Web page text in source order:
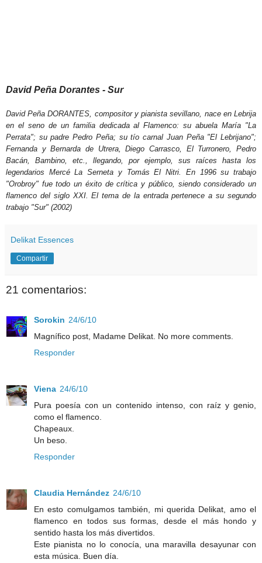
David Peña Dorantes - Sur
David Peña DORANTES, compositor y pianista sevillano, nace en Lebrija
en el seno de un familia dedicada al Flamenco: su abuela María "La
Perrata"; su padre Pedro Peña; su tío carnal Juan Peña "El Lebrijano";
Fernanda y Bernarda de Utrera, Diego Carrasco, El Turronero, Pedro
Bacán, Bambino, etc., llegando, por ejemplo, sus raíces hasta los
legendarios Mercé La Serneta y Tomás El Nitri. En 1996 su trabajo
"Orobroy" fue todo un éxito de crítica y público, siendo considerado un
flamenco del siglo XXI. El tema de la entrada pertenece a su segundo
trabajo "Sur" (2002)
Delikat Essences
Compartir
21 comentarios:
Sorokin 24/6/10
Magnífico post, Madame Delikat. No more comments.
Responder
Viena 24/6/10
Pura poesía con un contenido intenso, con raíz y genio,
como el flamenco.
Chapeaux.
Un beso.
Responder
Claudia Hernández 24/6/10
En esto comulgamos también, mi querida Delikat, amo el
flamenco en todos sus formas, desde el más hondo y
sentido hasta los más divertidos.
Este pianista no lo conocía, una maravilla desayunar con
esta música. Buen día.